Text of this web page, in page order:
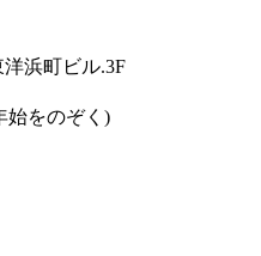
浜町ビル.3F
始をのぞく)